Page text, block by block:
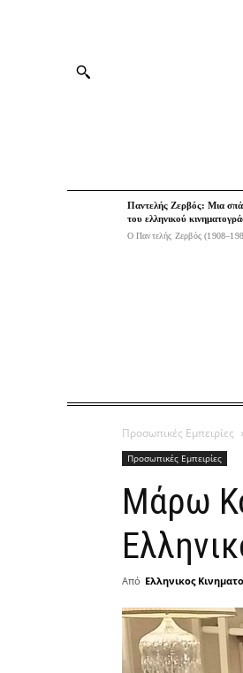
Παντελής Ζερβός: Μια
του ελληνικού
Ο Παντελής Ζερβός
Προσωπικές Εμπειρίες
Προσωπικές Εμπειρίες
Μάρω
Από Ελληνικος